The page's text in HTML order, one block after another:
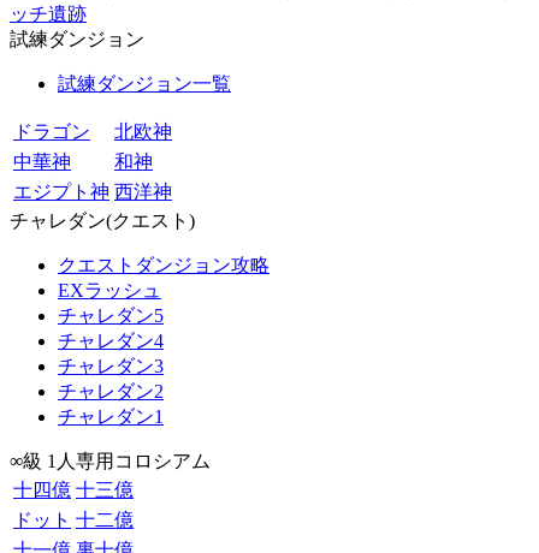
ッチ遺跡
試練ダンジョン
試練ダンジョン一覧
ドラゴン
北欧神
中華神
和神
エジプト神 西洋神
チャレダン(クエスト)
クエストダンジョン攻略
EXラッシュ
チャレダン5
チャレダン4
チャレダン3
チャレダン2
チャレダン1
∞級 1人専用コロシアム
十四億 十三億
ドット 十二億